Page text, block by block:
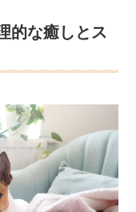
的な癒しとス